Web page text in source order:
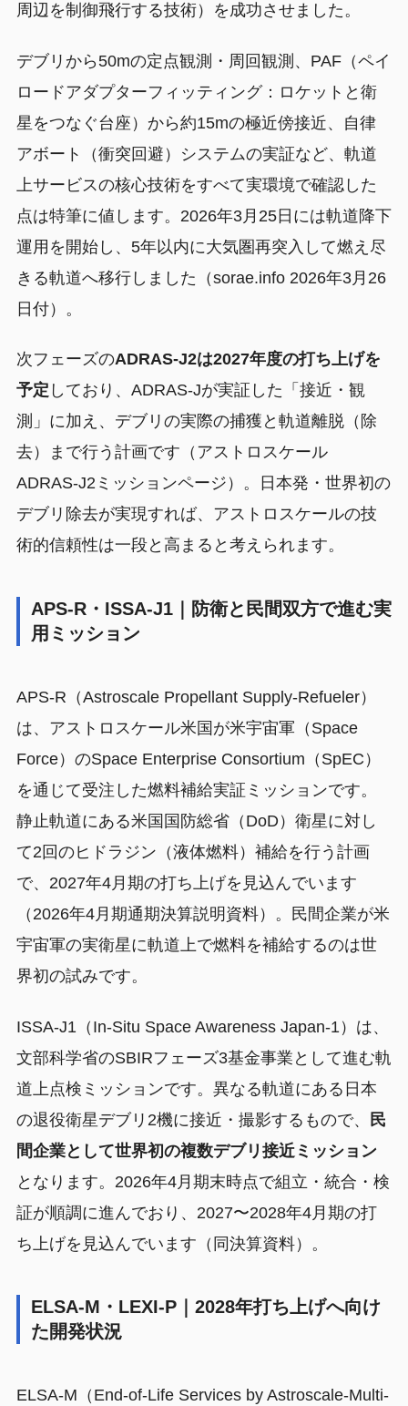
周辺を制御飛行する技術）を成功させました。
デブリから50mの定点観測・周回観測、PAF（ペイ
ロードアダプターフィッティング：ロケットと衛
星をつなぐ台座）から約15mの極近傍接近、自律
アボート（衝突回避）システムの実証など、軌道
上サービスの核心技術をすべて実環境で確認した
点は特筆に値します。2026年3月25日には軌道降下
運用を開始し、5年以内に大気圏再突入して燃え尽
きる軌道へ移行しました（sorae.info 2026年3月26
日付）。
次フェーズのADRAS-J2は2027年度の打ち上げを
予定 しており、ADRAS-Jが実証した「接近・観
測」に加え、デブリの実際の捕獲と軌道離脱（除
去）まで行う計画です（アストロスケール
ADRAS-J2ミッションページ）。日本発・世界初の
デブリ除去が実現すれば、アストロスケールの技
術的信頼性は一段と高まると考えられます。
APS-R・ISSA-J1｜防衛と民間双方で進む実
用ミッション
APS-R（Astroscale Propellant Supply-Refueler）
は、アストロスケール米国が米宇宙軍（Space
Force）のSpace Enterprise Consortium（SpEC）
を通じて受注した燃料補給実証ミッションです。
静止軌道にある米国国防総省（DoD）衛星に対し
て2回のヒドラジン（液体燃料）補給を行う計画
で、2027年4月期の打ち上げを見込んでいます
（2026年4月期通期決算説明資料）。民間企業が米
宇宙軍の実衛星に軌道上で燃料を補給するのは世
界初の試みです。
ISSA-J1（In-Situ Space Awareness Japan-1）は、
文部科学省のSBIRフェーズ3基金事業として進む軌
道上点検ミッションです。異なる軌道にある日本
の退役衛星デブリ2機に接近・撮影するもので、
民
間企業として世界初の複数デブリ接近ミッション
となります。2026年4月期末時点で組立・統合・検
証が順調に進んでおり、2027〜2028年4月期の打
ち上げを見込んでいます（同決算資料）。
ELSA-M・LEXI-P｜2028年打ち上げへ向け
た開発状況
ELSA-M（End-of-Life Services by Astroscale-Multi-